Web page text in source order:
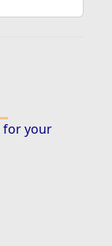
for your